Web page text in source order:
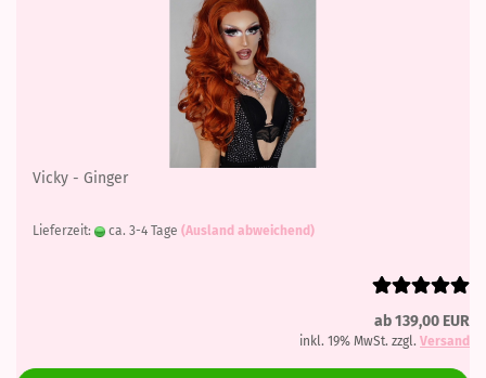
Vicky - Ginger
Lieferzeit: ca. 3-4 Tage (Ausland abweichend)
ab 139,00 EUR
inkl. 19% MwSt. zzgl. Versand